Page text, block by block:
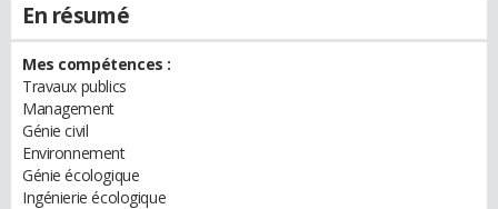
En résumé
Mes compétences :
Travaux publics
Management
Génie civil
Environnement
Génie écologique
Ingénierie écologique